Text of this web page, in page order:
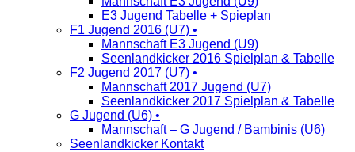
E3 Jugend Tabelle + Spieplan
F1 Jugend 2016 (U7) •
Mannschaft E3 Jugend (U9)
Seenlandkicker 2016 Spielplan & Tabelle
F2 Jugend 2017 (U7) •
Mannschaft 2017 Jugend (U7)
Seenlandkicker 2017 Spielplan & Tabelle
G Jugend (U6) •
Mannschaft – G Jugend / Bambinis (U6)
Seenlandkicker Kontakt